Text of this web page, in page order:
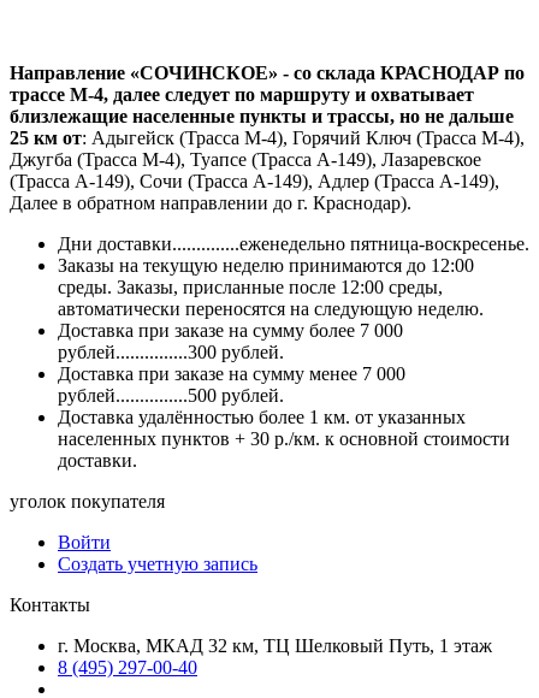
Направление «СОЧИНСКОЕ» - со склада КРАСНОДАР по
трассе М-4, далее следует по маршруту и охватывает
близлежащие населенные пункты и трассы, но не дальше
25 км от: Адыгейск (Трасса М-4), Горячий Ключ (Трасса М-4),
Джугба (Трасса М-4), Туапсе (Трасса А-149), Лазаревское
(Трасса А-149), Сочи (Трасса А-149), Адлер (Трасса А-149),
Далее в обратном направлении до г. Краснодар).
Дни доставки..............еженедельно пятница-воскресенье.
Заказы на текущую неделю принимаются до 12:00
среды. Заказы, присланные после 12:00 среды,
автоматически переносятся на следующую неделю.
Доставка при заказе на сумму более 7 000
рублей...............300 рублей.
Доставка при заказе на сумму менее 7 000
рублей...............500 рублей.
Доставка удалённостью более 1 км. от указанных
населенных пунктов + 30 р./км. к основной стоимости
доставки.
уголок покупателя
Войти
Создать учетную запись
Контакты
г. Москва, МКАД 32 км, ТЦ Шелковый Путь, 1 этаж
8 (495) 297-00-40